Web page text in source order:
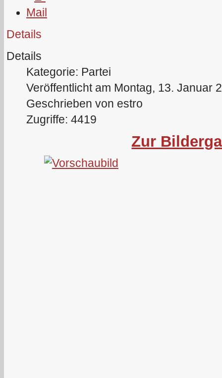
Details
Details
Kategorie: Partei
Veröffentlicht am Montag, 13. Januar
Geschrieben von estro
Zugriffe: 4419
Zur